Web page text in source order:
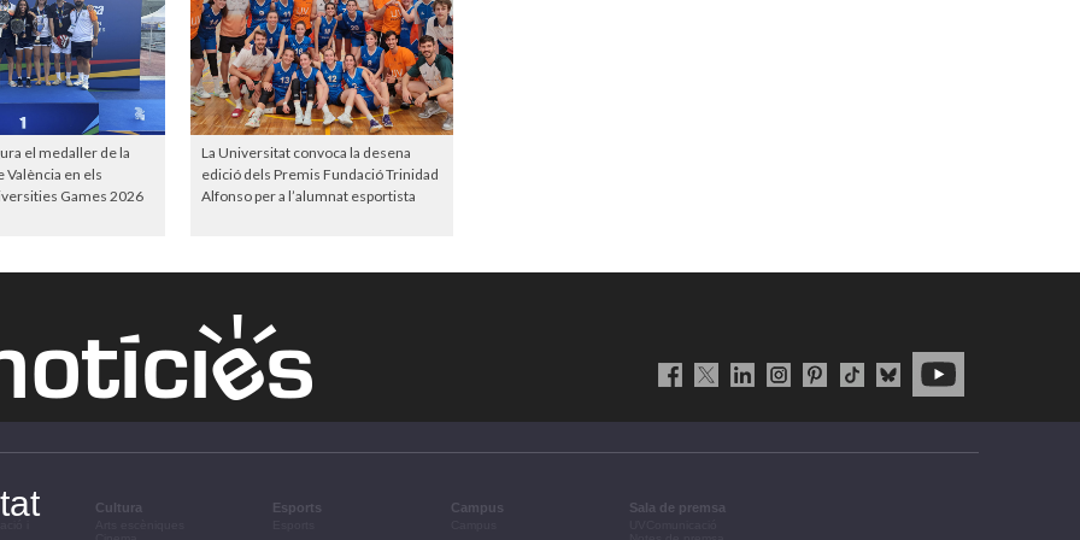
el medaller de la
en els
Games 2026
La Universitat convoca la desena
edició dels Premis Fundació Trinidad
Alfonso per a l’alumnat esportista
Cultura Esports Campus Sala de premsa